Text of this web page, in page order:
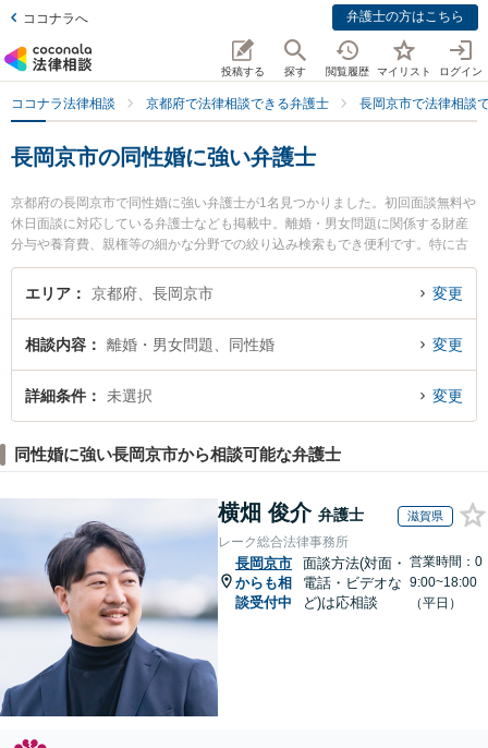
ココナラへ 弁護士の方はこちら
投稿する 探す 閲覧履歴 マイリスト ログイン
ココナラ法律相談 京都府で法律相談できる弁護士 長岡京市で法律相談
長岡京市の同性婚に強い弁護士
京都府の長岡京市で同性婚に強い弁護士が1名見つかりました。初回面談無料や
休日面談に対応している弁護士なども掲載中。離婚・男女問題に関係する財産
分与や養育費、親権等の細かな分野での絞り込み検索もでき便利です。特に古
屋法律事務所の古屋 岳弁護士のプロフィール情報や弁護士費用、強みなどが注
目されています。『長岡京市で土日や夜間に発生した同性婚のトラブルを今す
に相談予約したい』などでお困りの相談者さんにおすすめです。
エリア 京都府、長岡京市 変更
相談内容 離婚・男女問題、同性婚 変更
詳細条件 未選択 変更
同性婚に強い長岡京市から相談可能な弁護士
横畑 俊介 弁護士 滋賀県
レーク総合法律事務所
長岡京市
からも相
談受付中
面談方法(対面・
電話・ビデオな
ど)は応相談
営業時間：0
9:00~18:00
（平日）